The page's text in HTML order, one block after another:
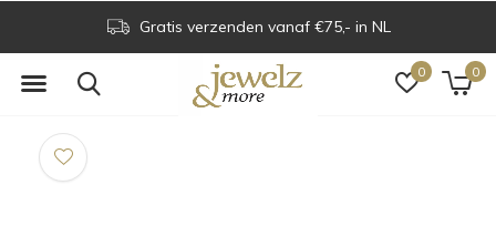
0 0
Gratis verzenden vanaf €75,- in NL